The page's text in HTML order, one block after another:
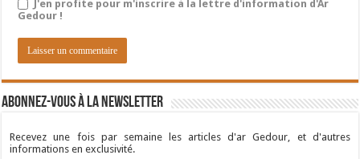
J'en profite pour m'inscrire à la lettre d'information d'Ar
Gedour !
Abonnez-vous à la newsletter
Recevez une fois par semaine les articles d'ar Gedour, et d'autres
informations en exclusivité.